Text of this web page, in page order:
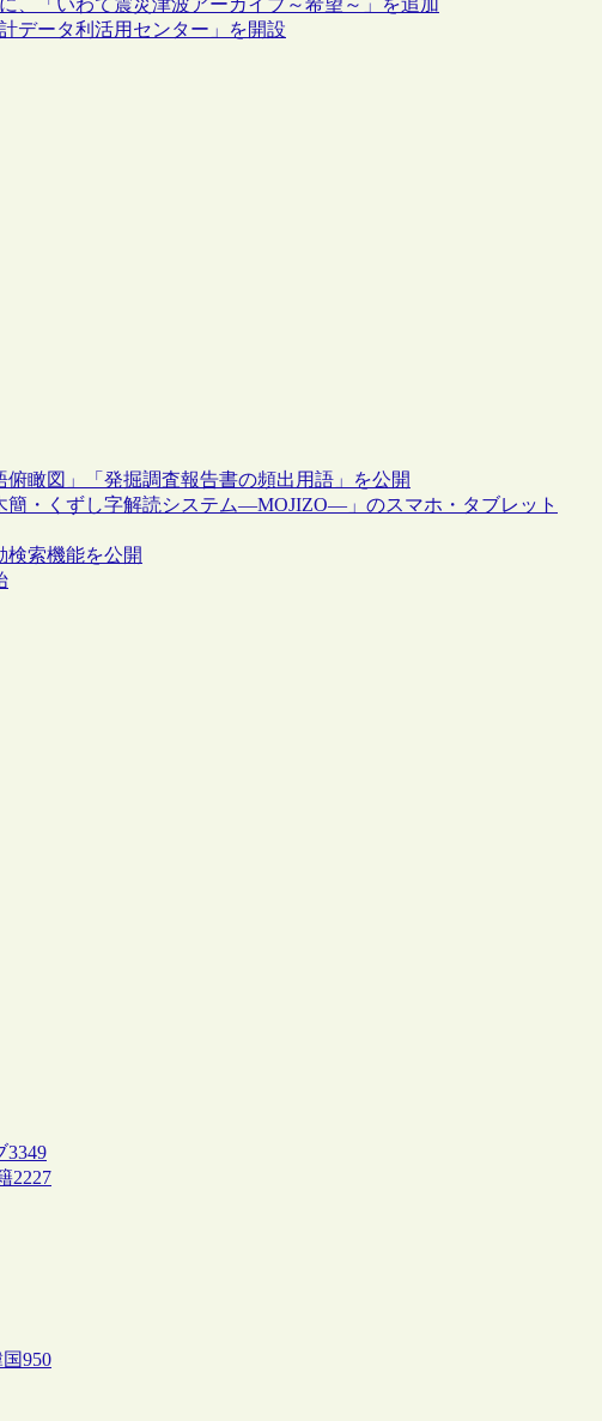
データ利活用センター」を開設
瞰図」「発掘調査報告書の頻出用語」を公開
・くずし字解読システム―MOJIZO―」のスマホ・タブレット
検索機能を公開
3349
2227
950